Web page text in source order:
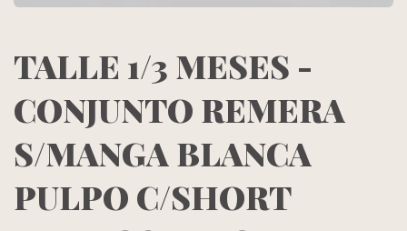
TALLE 1/3 MESES -
CONJUNTO REMERA
S/MANGA BLANCA
PULPO C/SHORT